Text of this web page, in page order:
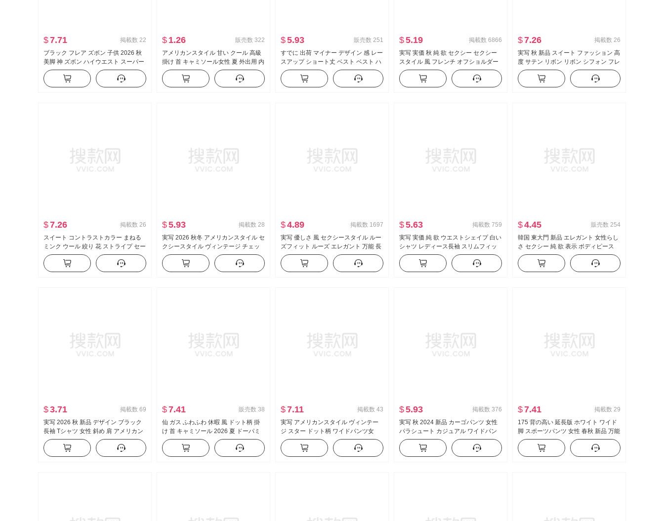
$7.71 掲載数 22
ブラック フレア ズボン 子供 2026 秋
美脚 神 ズボン ハイウエスト スーパー
モデル ズボン スリムフィット 伸縮性
カジュアル ラッパ スラックス
$ 1.26 販売数 322
アメリカンスタイル 甘い クール 高級
掛け 首 キャミソール女性 夏 外出用 内
かける インナーシャツ セクシースタ
イル ニット ベアトップ トップス
$5.93 販売数 251
すでに 出荷 マイナー デザイン 感 レー
スアップ ショート丈 ベスト ベスト ハ
イウエスト 垂 感 ワイド 脚 カジュアル
パンツ セットアップ
$5.19 掲載数 6866
実写 実価 秋 純 欲 セクシー セクシー
スタイル 風 フレンチ オフショルダー
長袖 Tシャツ 女性 フリル ウエストシ
ェイプ トップス
$7.26 掲載数 26
実写 秋 新品 スイート ファッション 高
度 サテン リボン リボン シフォン フレ
ンチ シャツ レディーストップス
$7.26 掲載数 26
スイート コントラストカラー まねる
ミンク ウール 絞り 花 ストライプ セー
ター スリム効果 Vネック オープンカ
ラー レース ニット カーディガン
$5.93 掲載数 28
実写 2026 秋冬 アメリカンスタイル セ
クシースタイル ヴィンテージ チェッ
ク柄 防透け ウール A字 スカート ミニ
スカート ベルト付き
$4.89 掲載数 1697
実写 優しさ 風 セクシースタイル ルー
ズフィット ルーズ エレガント 万能 長
袖 レース ニット ブラウス キャミソー
ル
$5.63 掲載数 759
実写 実価 純 欲 ウエストシェイプ 白い
シャツ レディース長袖 スリムフィッ
ト セクシー タイトフィット シャツ ol
制服 キャリア 作業服
$4.45 販売数 254
韓国 東大門 新品 エレガント 女性らし
さ セクシー 純 欲 表示 ボディピース
側 系 バックル 半袖 ニット Tシャツ ト
ップス
$3.71 掲載数 69
実写 2026 秋 新品 デザイン ブラック
長袖 Tシャツ 女性 斜め 肩 アメリカン
スタイル セクシースタイル オフショ
ルダー オフショルダー トップス
$7.41 販売数 38
仙 ガス ふわふわ 休暇 風 ドット柄 掛
け 首 キャミソール 2026 夏 ドーパミ
ン ケーキ ポンポン ベビーシャツ トッ
プス
$7.11 掲載数 43
実写 アメリカンスタイル ヴィンテー
ジ スター ドット柄 ワイドパンツ女
2026 秋 新品 ファッション ルーズフィ
ット スリム効果 カジュアルパンツ
$5.93 掲載数 376
実写 秋 2024 新品 カーゴパンツ 女性
パラシュート カジュアル ワイドパン
ツ ハイウエスト アメリカンスタイル
小柄 スポーツパンツ
$7.41 掲載数 29
175 背の高い 延長版 ホワイト ワイド
脚 スポーツパンツ 女性 春秋 新品 万能
ストライプ カジュアル フロアレング
ス ズボン